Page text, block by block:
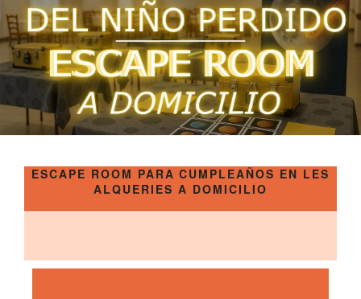
ESCAPE ROOM PARA CUMPLEAÑOS EN LES
ALQUERIES A DOMICILIO